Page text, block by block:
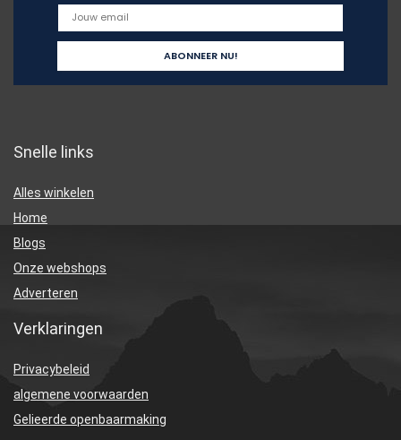
Snelle links
Alles winkelen
Home
Blogs
Onze webshops
Adverteren
Verklaringen
Privacybeleid
algemene voorwaarden
Gelieerde openbaarmaking